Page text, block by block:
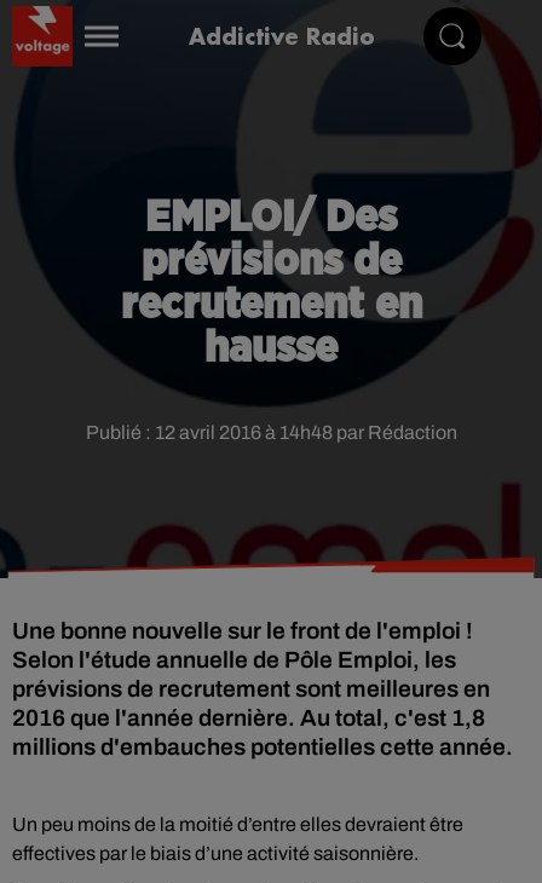
Addictive Radio
EMPLOI/ Des
prévisions de
recrutement en
hausse
Publié : 12 avril 2016 à 14h48 par Rédaction
Une bonne nouvelle sur le front de l'emploi !
Selon l'étude annuelle de Pôle Emploi, les
prévisions de recrutement sont meilleures en
2016 que l'année dernière. Au total, c'est 1,8
millions d'embauches potentielles cette année.
Un peu moins de la moitié d’entre elles devraient être
effectives par le biais d’une activité saisonnière.